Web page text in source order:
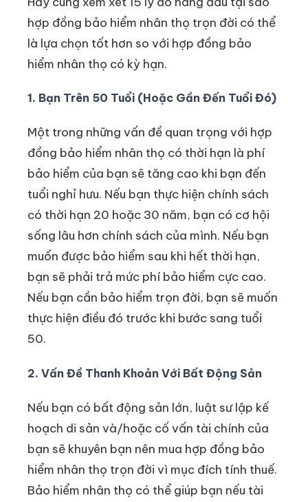
hợp đồng bảo hiểm nhân thọ trọn đời có thể
là lựa chọn tốt hơn so với hợp đồng bảo
hiểm nhân thọ có kỳ hạn.
1. Bạn Trên 50 Tuổi (Hoặc Gần Đến Tuổi Đó)
Một trong những vấn đề quan trọng với hợp
đồng bảo hiểm nhân thọ có thời hạn là phí
bảo hiểm của bạn sẽ tăng cao khi bạn đến
tuổi nghỉ hưu. Nếu bạn thực hiện chính sách
có thời hạn 20 hoặc 30 năm, bạn có cơ hội
sống lâu hơn chính sách của mình. Nếu bạn
muốn được bảo hiểm sau khi hết thời hạn,
bạn sẽ phải trả mức phí bảo hiểm cực cao.
Nếu bạn cần bảo hiểm trọn đời, bạn sẽ muốn
thực hiện điều đó trước khi bước sang tuổi
50.
2. Vấn Đề Thanh Khoản Với Bất Động Sản
Nếu bạn có bất động sản lớn, luật sư lập kế
hoạch di sản và/hoặc cố vấn tài chính của
bạn sẽ khuyên bạn nên mua hợp đồng bảo
hiểm nhân thọ trọn đời vì mục đích tính thuế.
Bảo hiểm nhân thọ có thể giúp bạn nếu tài